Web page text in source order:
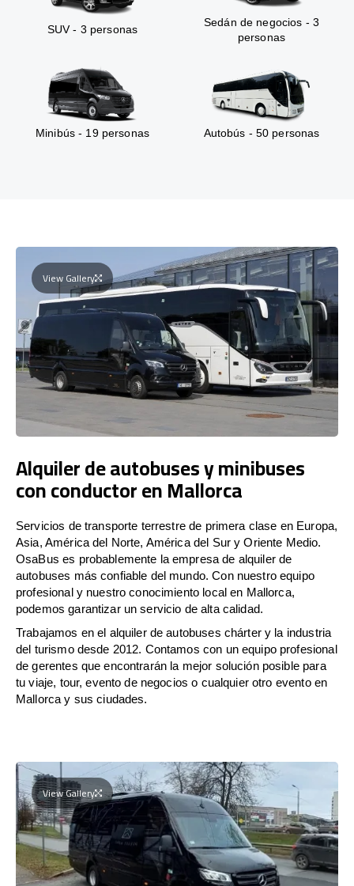
SUV - 3 personas
Sedán de negocios - 3
personas
Minibús - 19 personas Autobús - 50 personas
View Gallery
Alquiler de autobuses y minibuses
con conductor en Mallorca
Servicios de transporte terrestre de primera clase en Europa,
Asia, América del Norte, América del Sur y Oriente Medio.
OsaBus es probablemente la empresa de alquiler de
autobuses más confiable del mundo. Con nuestro equipo
profesional y nuestro conocimiento local en Mallorca,
podemos garantizar un servicio de alta calidad.
Trabajamos en el alquiler de autobuses chárter y la industria
del turismo desde 2012. Contamos con un equipo profesional
de gerentes que encontrarán la mejor solución posible para
tu viaje, tour, evento de negocios o cualquier otro evento en
Mallorca y sus ciudades.
View Gallery